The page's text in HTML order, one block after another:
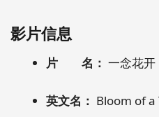
影片信息
片 名： 一念花开
英文名： Bloom of